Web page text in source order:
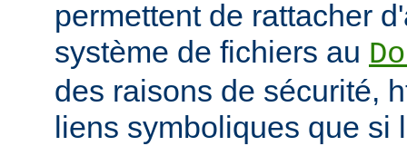
permettent de rattacher
système de fichiers au
des raisons de sécurité,
liens symboliques que si